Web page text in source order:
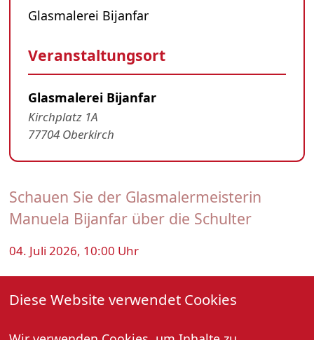
Diese Website verwendet Cookies
Schauen Sie der Glasmalermeisterin
Manuela Bijanfar über die Schulter
04. Juli 2026, 10:00 Uhr
Führung durch die Glasmalerei
Glasmalerei Manuela Bijanfar · Kirchplatz 1 a · 77704
Manuela Bijanfar ist Glasmalermeisterin und
Glasmalerei Bijanfar
Veranstaltungsort
Glasmalerei Bijanfar
Kirchplatz 1A
77704 Oberkirch